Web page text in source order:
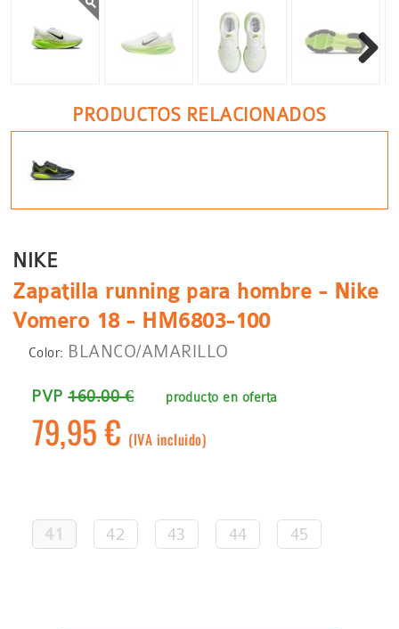
PRODUCTOS RELACIONADOS
NIKE
Zapatilla running para hombre - Nike
Vomero 18 - HM6803-100
Color: BLANCO/AMARILLO
PVP160.00 € producto en oferta
79,95 € (IVA incluido)
41 42 43 44 45